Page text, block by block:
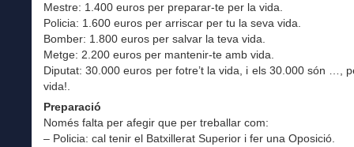
Mestre: 1.400 euros per preparar-te per la vida.
Policia: 1.600 euros per arriscar per tu la seva vida.
Bomber: 1.800 euros per salvar la teva vida.
Metge: 2.200 euros per mantenir-te amb vida.
Diputat: 30.000 euros per fotre’t la vida, i els 30.000 són …,
vida!.
Preparació
Només falta per afegir que per treballar com:
– Policia: cal tenir el Batxillerat Superior i fer una Oposició.